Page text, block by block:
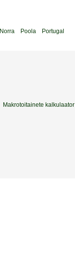
Norra Poola
Portugal
Makrotoitainete kalkulaator